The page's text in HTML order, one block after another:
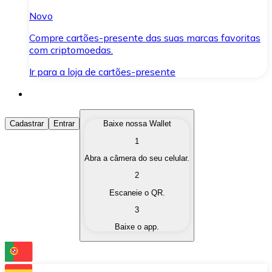
Novo
Compre cartões-presente das suas marcas favoritas
com criptomoedas.
Ir para a loja de cartões-presente
Comprar Criptomoedas
Compre as criptomoedas de seu interesse de forma
Converta suas criptomoedas em moeda fiduciária
Troque uma criptomoeda por outra
Cadastrar Entrar
Baixe nossa Wallet
1
Abra a câmera do seu celular.
2
Escaneie o QR.
3
Baixe o app.